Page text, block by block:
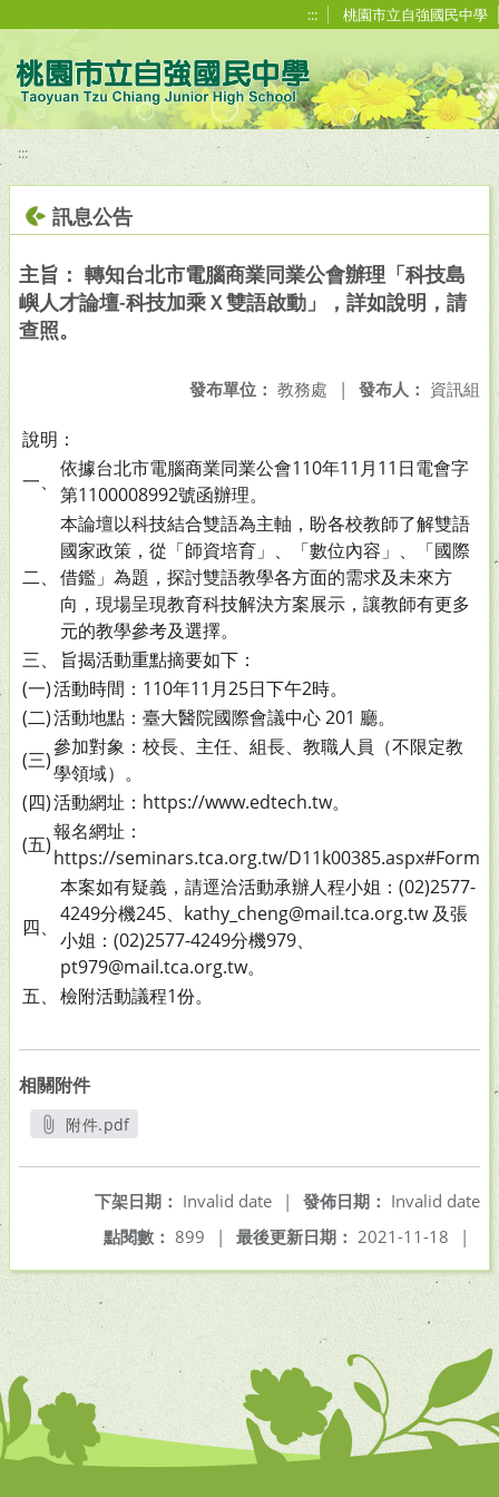
::: 桃園市立自強國民中學
:::
訊息公告
主旨： 轉知台北市電腦商業同業公會辦理「科技島
嶼人才論壇-科技加乘Ｘ雙語啟動」，詳如說明，請
查照。
發布人： 資訊組
發布單位： 教務處 |
說明：
一、
依據台北市電腦商業同業公會110年11月11日電會字
第1100008992號函辦理。
二、
本論壇以科技結合雙語為主軸，盼各校教師了解雙語
國家政策，從「師資培育」、「數位內容」、「國際
借鑑」為題，探討雙語教學各方面的需求及未來方
向，現場呈現教育科技解決方案展示，讓教師有更多
元的教學參考及選擇。
三、
旨揭活動重點摘要如下：
(一)活動時間：110年11月25日下午2時。
(二)活動地點：臺大醫院國際會議中心 201 廳。
(三)
參加對象：校長、主任、組長、教職人員（不限定教
學領域）。
(四)活動網址：https://www.edtech.tw。
(五)
報名網址：
https://seminars.tca.org.tw/
四、
本案如有疑義，請逕洽活動承辦人程小姐：(02)2577-
4249分機245、kathy_cheng@mail.tca.org.tw 及張
小姐：(02)2577-4249分機979、
pt979@mail.tca.org.tw。
五、 檢附活動議程1份。
相關附件
附件.pdf
發佈日期： Invalid date
下架日期： Invalid date
|
最後更新日期： 2021-11-18 |
點閱數： 899 |